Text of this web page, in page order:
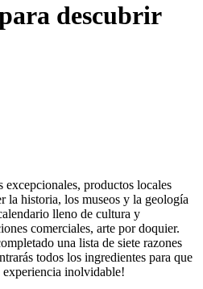
descubrir
excepcionales, productos locales
la historia, los museos y la geología
lleno de cultura y
comerciales, arte por doquier.
una lista de siete razones
todos los ingredientes para que
experiencia inolvidable!